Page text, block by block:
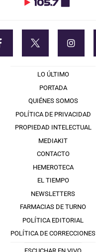
LO ÚLTIMO
PORTADA
QUIÉNES SOMOS
POLÍTICA DE PRIVACIDAD
PROPIEDAD INTELECTUAL
MEDIAKIT
CONTACTO
HEMEROTECA
EL TIEMPO
NEWSLETTERS
FARMACIAS DE TURNO
POLÍTICA EDITORIAL
POLÍTICA DE CORRECCIONES